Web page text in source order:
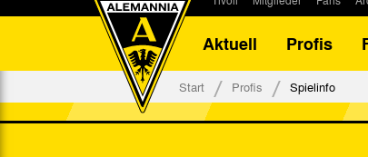
Stadionsprecher
Kontakt
Fanbeirat
Fan-Klubs
Aktuell
Profis
Start Profis Spielinfo